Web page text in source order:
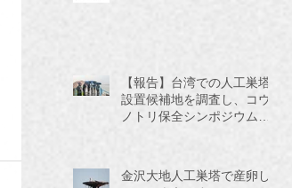
【報告】台湾での人工巣塔
設置候補地を調査し、コウ
ノトリ保全シンポジウムに
金沢大地人工巣塔で産卵し